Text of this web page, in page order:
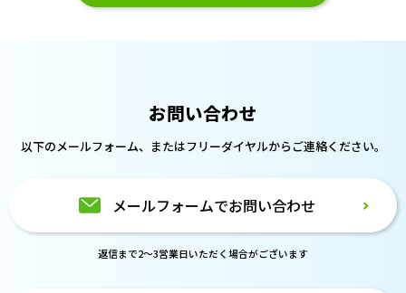
お問い合わせ
以下のメールフォーム、またはフリーダイヤルからご連絡ください。
メールフォームでお問い合わせ
返信まで2～3営業日いただく場合がございます